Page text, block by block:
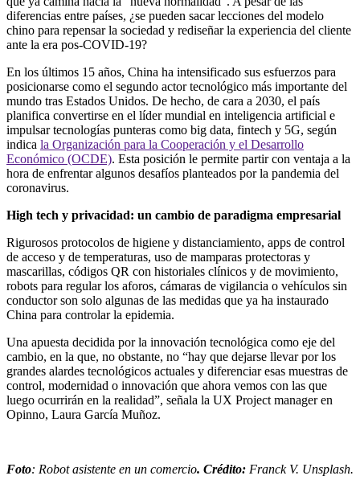
diferencias entre países, ¿se pueden sacar lecciones del modelo
chino para repensar la sociedad y rediseñar la experiencia del cliente
ante la era pos-COVID-19?
En los últimos 15 años, China ha intensificado sus esfuerzos para
posicionarse como el segundo actor tecnológico más importante del
mundo tras Estados Unidos. De hecho, de cara a 2030, el país
planifica convertirse en el líder mundial en inteligencia artificial e
impulsar tecnologías punteras como big data, fintech y 5G, según
indica la Organización para la Cooperación y el Desarrollo
Económico (OCDE). Esta posición le permite partir con ventaja a la
hora de enfrentar algunos desafíos planteados por la pandemia del
coronavirus.
High tech y privacidad: un cambio de paradigma empresarial
Rigurosos protocolos de higiene y distanciamiento, apps de control
de acceso y de temperaturas, uso de mamparas protectoras y
mascarillas, códigos QR con historiales clínicos y de movimiento,
robots para regular los aforos, cámaras de vigilancia o vehículos sin
conductor son solo algunas de las medidas que ya ha instaurado
China para controlar la epidemia.
Una apuesta decidida por la innovación tecnológica como eje del
cambio, en la que, no obstante, no “hay que dejarse llevar por los
grandes alardes tecnológicos actuales y diferenciar esas muestras de
control, modernidad o innovación que ahora vemos con las que
luego ocurrirán en la realidad”, señala la UX Project manager en
Opinno, Laura García Muñoz.
Foto: Robot asistente en un comercio. Crédito: Franck V. Unsplash.